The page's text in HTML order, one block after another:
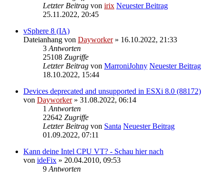
Letzter Beitrag von irix Neuester Beitrag
25.11.2022, 20:45
vSphere 8 (IA)
Dateianhang von Dayworker» 16.10.2022, 21:33
3 Antworten
25108 Zugriffe
Letzter Beitrag von MarroniJohny Neuester Beitrag
18.10.2022, 15:44
Devices deprecated and unsupported in ESXi 8.0 (88172)
von Dayworker» 31.08.2022, 06:14
1 Antworten
22642 Zugriffe
Letzter Beitrag von Santa Neuester Beitrag
01.09.2022, 07:11
Kann deine Intel CPU VT? - Schau hier nach
von ideFix » 20.04.2010, 09:53
9 Antworten